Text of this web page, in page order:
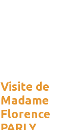
Visite de
Madame
Florence